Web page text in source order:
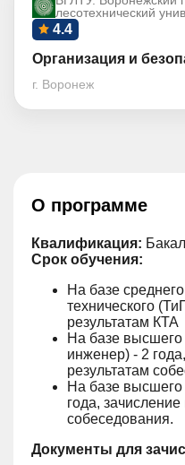
лесотехнический
4.4
Организация и
г. Воронеж
О программе
Квалификация:
Срок обучения:
На базе
технического
результатам КТА
На базе высшего
инженер) - 2
результатам
На базе высшего
года,
собеседования.
Документы для